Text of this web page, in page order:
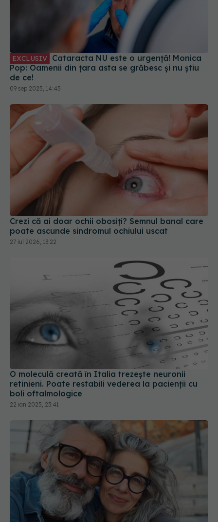
EXCLUSIV
Pop: Oamenii din țara asta se grăbesc și nu știu
de ce!
09 sep 2025, 14:45
Crezi că ai doar ochii obosiți? Semnul banal care
poate ascunde sindromul ochiului uscat
27 iul 2026, 13:22
O moleculă creată în Italia trezește neuronii
retinieni. Poate restabili vederea la pacienţii cu
boli oftalmologice
22 ian 2025, 23:41